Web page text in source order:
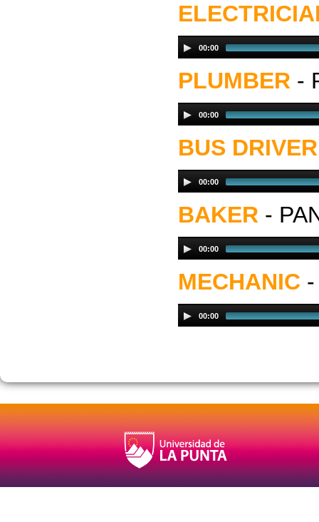
00:00
PLUMBER -
00:00
BUS DRIVER
00:00
BAKER -
00:00
MECHANIC
00:00